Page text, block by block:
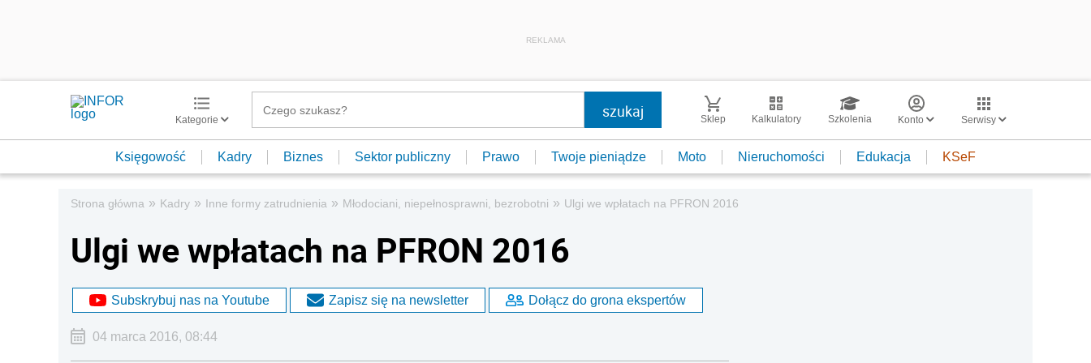
REKLAMA
Kategorie Sklep Kalkulatory Szkolenia Konto Serwisy
Księgowość Kadry Biznes Sektor publiczny Prawo Twoje pieniądze Moto Nieruchomości Edukacja KSeF
Strona główna » Kadry » Inne formy zatrudnienia » Młodociani, niepełnosprawni, bezrobotni » Ulgi we wpłatach na PFRON 2016
Ulgi we wpłatach na PFRON 2016
Subskrybuj nas na Youtube Zapisz się na newsletter Dołącz do grona ekspertów
04 marca 2016, 08:44